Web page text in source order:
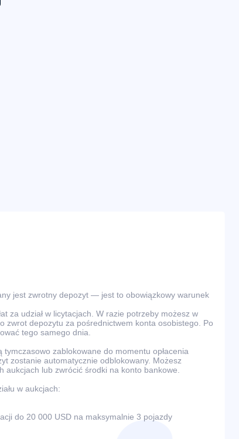
jest zwrotny depozyt — jest to obowiązkowy warunek
za udział w licytacjach. W razie potrzeby możesz w
zwrot depozytu za pośrednictwem konta osobistego. Po
tego samego dnia.
zablokowane do momentu opłacenia
zostanie automatycznie odblokowany. Możesz
aukcjach lub zwrócić środki na konto bankowe.
w aukcjach:
do 20 000 USD na maksymalnie 3 pojazdy